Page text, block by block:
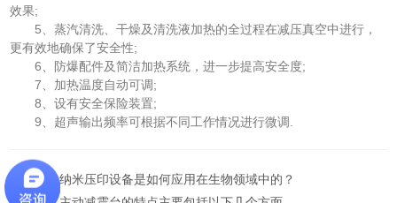
效果;
5、蒸汽清洗、干燥及清洗液加热的全过程在减压真空中进行，
更有效地确保了安全性;
6、防爆配件及简洁加热系统，进一步提高安全度;
7、加热温度自动可调;
8、设有安全保险装置;
9、超声输出频率可根据不同工作情况进行微调.
上一篇：纳米压印设备是如何应用在生物领域中的？